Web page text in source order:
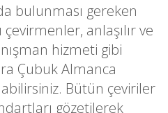
bulunması gereken
anlaşılır ve
hizmeti gibi
Çubuk Almanca
Bütün çeviriler
gözetilerek